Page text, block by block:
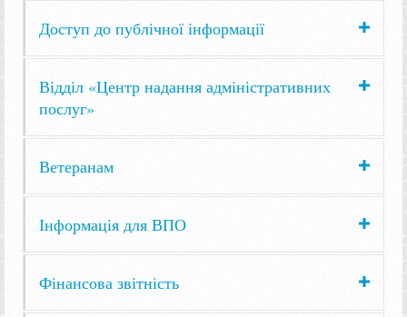
Доступ до публічної інформації
Відділ «Центр надання адміністративних
послуг»
Ветеранам
Інформація для ВПО
Фінансова звітність